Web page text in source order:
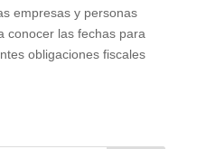
empresas y personas
conocer las fechas para
obligaciones fiscales